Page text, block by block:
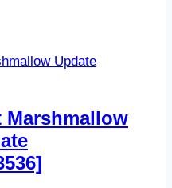
Marshmallow